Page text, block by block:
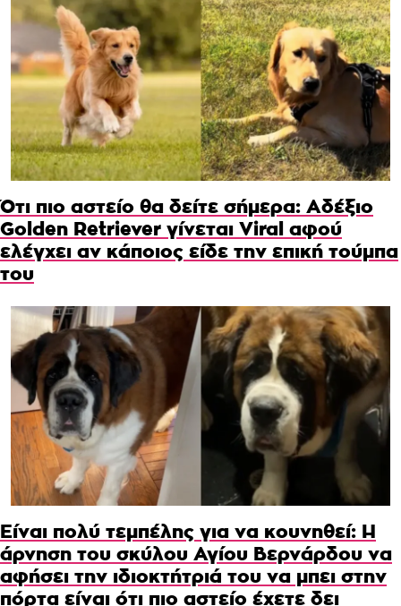
Ότι πιο αστείο θα δείτε σήμερα: Αδέξιο
Golden Retriever γίνεται Viral αφού
ελέγχει αν κάποιος είδε την επική τούμπα
του
Είναι πολύ τεμπέλης για να κουνηθεί: Η
άρνηση του σκύλου Αγίου Βερνάρδου να
αφήσει την ιδιοκτήτριά του να μπει στην
πόρτα είναι ότι πιο αστείο έχετε δει